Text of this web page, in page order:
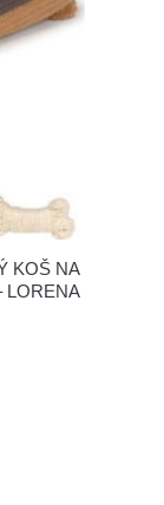
KOŠ NA
LORENA